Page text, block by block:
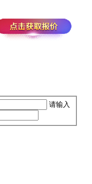
请输入